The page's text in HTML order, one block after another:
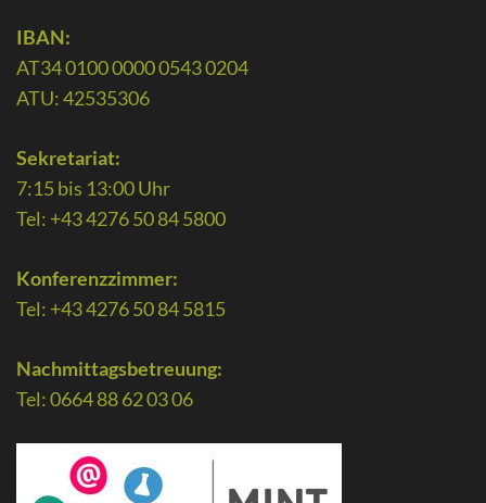
IBAN:
AT34 0100 0000 0543 0204
ATU: 42535306
Sekretariat:
7:15 bis 13:00 Uhr
Tel: +43 4276 50 84 5800
Konferenzzimmer:
Tel: +43 4276 50 84 5815
Nachmittagsbetreuung:
Tel: 0664 88 62 03 06